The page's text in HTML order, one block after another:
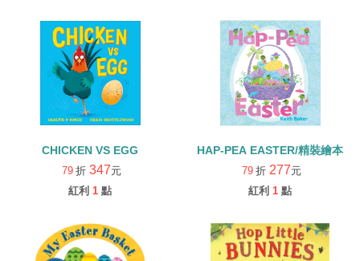
CHICKEN VS EGG
79 折 347元
紅利 1 點
HAP-PEA EASTER/精裝繪本
79 折 277元
紅利 1 點